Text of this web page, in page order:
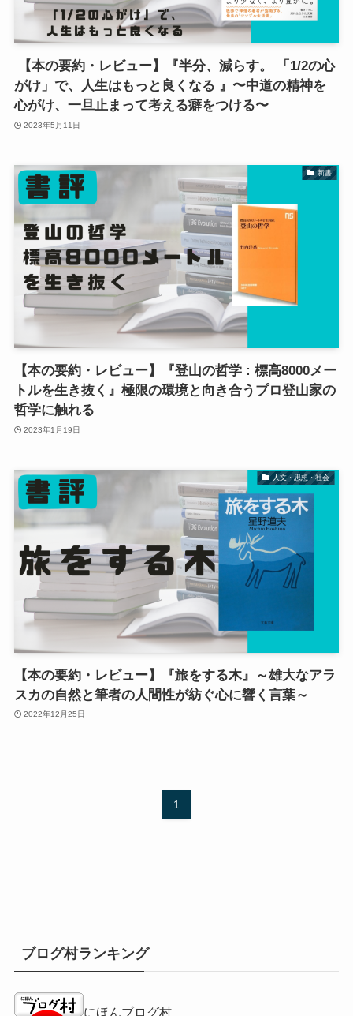
【本の要約・レビュー】『半分、減らす。 「1/2の心
がけ」で、人生はもっと良くなる 』〜中道の精神を
心がけ、一旦止まって考える癖をつける〜
2023年5月11日
新書
【本の要約・レビュー】『登山の哲学 : 標高8000メー
トルを生き抜く』極限の環境と向き合うプロ登山家の
哲学に触れる
2023年1月19日
人文・思想・社会
【本の要約・レビュー】『旅をする木』～雄大なアラ
スカの自然と筆者の人間性が紡ぐ心に響く言葉～
2022年12月25日
1
ブログ村ランキング
にほんブログ村